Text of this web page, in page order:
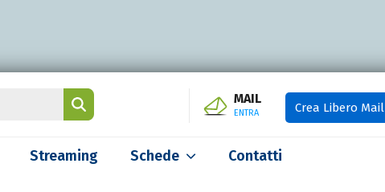
MAIL
ENTRA Crea Libero Mail
Streaming Schede Contatti